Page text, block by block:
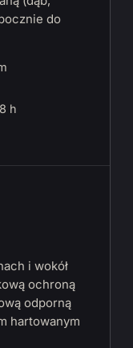
do
h
i wokół
ochroną
odporną
hartowanym